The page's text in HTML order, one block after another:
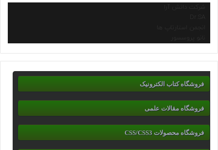
شرکت دانش آرا
انجمن استارتاپ ها
نانو پروسسور
فروشگاه کتاب الکترونیک
فروشگاه مقالات علمی
فروشگاه محصولات CSS/CSS3